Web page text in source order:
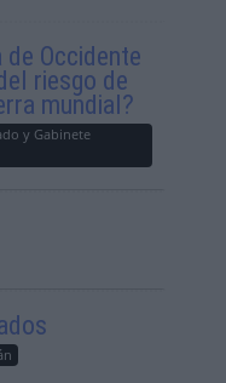
Occidente
riesgo de
mundial?
y Gabinete